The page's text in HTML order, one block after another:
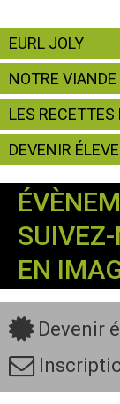
EURL JOLY
NOTRE VIANDE
LES RECETTES
DEVENIR
EN
Devenir